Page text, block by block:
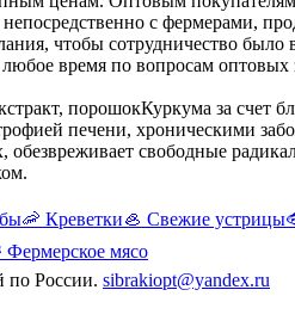
непосредственно с фермерами,
чтобы сотрудничество было
время по вопросам оптовых
порошокКуркума за счет
печени, хроническими
обезвреживает свободные
🦐 Креветки🦪 Свежие устрицы
Фермерское мясо
по России. sibrakiopt@yandex.ru